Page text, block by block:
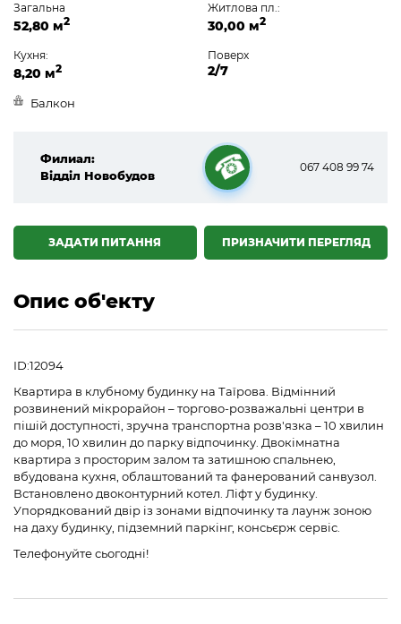
Загальна
52,80 м2
Житлова пл.:
30,00 м2
Кухня:
8,20 м2
Поверх
2/7
Балкон
Филиал:
Відділ Новобудов
☎
067 408 99 74
ПРИЗНАЧИТИ ПЕРЕГЛЯД
ЗАДАТИ ПИТАННЯ
Опис об'екту
ID:12094
Квартира в клубному будинку на Таїрова. Відмінний
розвинений мікрорайон – торгово-розважальні центри в
пішій доступності, зручна транспортна розв'язка – 10 хвилин
до моря, 10 хвилин до парку відпочинку. Двокімнатна
квартира з просторим залом та затишною спальнею,
вбудована кухня, облаштований та фанерований санвузол.
Встановлено двоконтурний котел. Ліфт у будинку.
Упорядкований двір із зонами відпочинку та лаунж зоною
на даху будинку, підземний паркінг, консьєрж сервіс.
Телефонуйте сьогодні!